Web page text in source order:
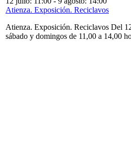
Atienza. Exposición. Reciclavos
Atienza. Exposición. Reciclavos Del
sábado y domingos de 11,00 a 14,00